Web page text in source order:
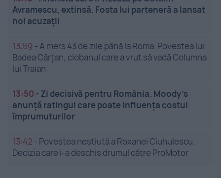
Avramescu, extinsă. Fosta lui parteneră a lansat
noi acuzații
13:59 -A mers 43 de zile până la Roma. Povestea lui
Badea Cârțan, ciobanul care a vrut să vadă Columna
lui Traian
13:50 - Zi decisivă pentru România. Moody’s
anunță ratingul care poate influența costul
împrumuturilor
13:42 - Povestea neștiută a Roxanei Ciuhulescu.
Decizia care i-a deschis drumul către ProMotor